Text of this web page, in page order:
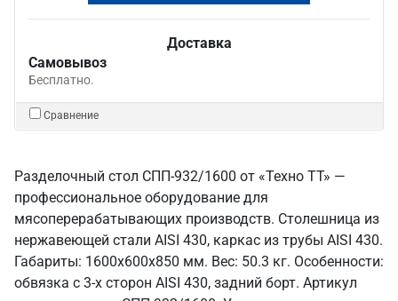
Доставка
Самовывоз
Бесплатно.
Сравнение
Разделочный стол СПП-932/1600 от «Техно ТТ» —
профессиональное оборудование для
мясоперерабатывающих производств. Столешница из
нержавеющей стали AISI 430, каркас из трубы AISI 430.
Габариты: 1600x600x850 мм. Вес: 50.3 кг. Особенности:
обвязка с 3-х сторон AISI 430, задний борт. Артикул